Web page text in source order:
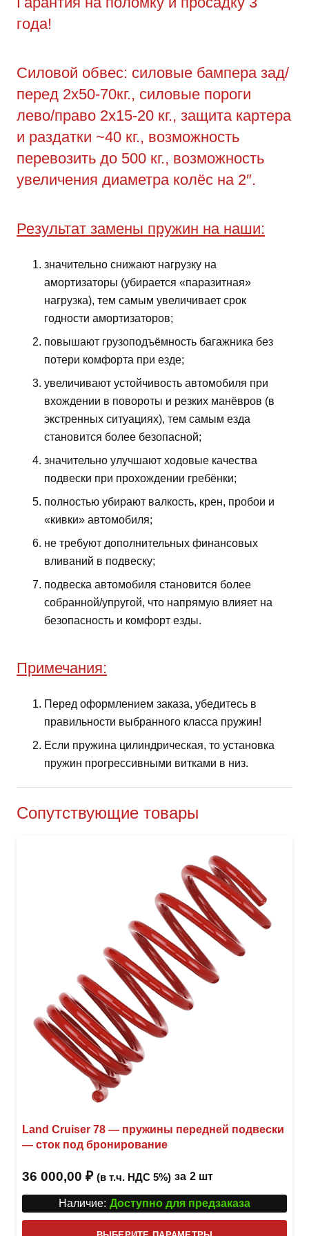
года!
Силовой обвес: силовые бампера зад/
перед 2х50-70кг., силовые пороги
лево/право 2х15-20 кг., защита картера
и раздатки ~40 кг., возможность
перевозить до 500 кг., возможность
увеличения диаметра колёс на 2″.
Результат замены пружин на наши:
значительно снижают нагрузку на
амортизаторы (убирается «паразитная»
нагрузка), тем самым увеличивает срок
годности амортизаторов;
повышают грузоподъёмность багажника без
потери комфорта при езде;
увеличивают устойчивость автомобиля при
вхождении в повороты и резких манёвров (в
экстренных ситуациях), тем самым езда
становится более безопасной;
значительно улучшают ходовые качества
подвески при прохождении гребёнки;
полностью убирают валкость, крен, пробои и
«кивки» автомобиля;
не требуют дополнительных финансовых
вливаний в подвеску;
подвеска автомобиля становится более
собранной/упругой, что напрямую влияет на
безопасность и комфорт езды.
Примечания:
Перед оформлением заказа, убедитесь в
правильности выбранного класса пружин!
Если пружина цилиндрическая, то установка
пружин прогрессивными витками в низ.
Сопутствующие товары
Land Cruiser 78 — пружины передней подвески
— сток под бронирование
36 000,00 ₽ (в т.ч. НДС 5%) за 2 шт
Наличие: Доступно для предзаказа